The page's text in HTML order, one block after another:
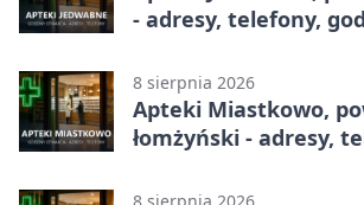
- adresy, telefony,
8 sierpnia 2026
Apteki Miastkowo,
łomżyński - adresy,